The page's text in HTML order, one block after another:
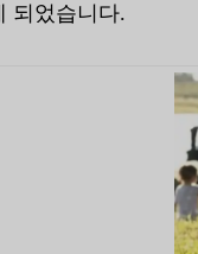
되었습니다.